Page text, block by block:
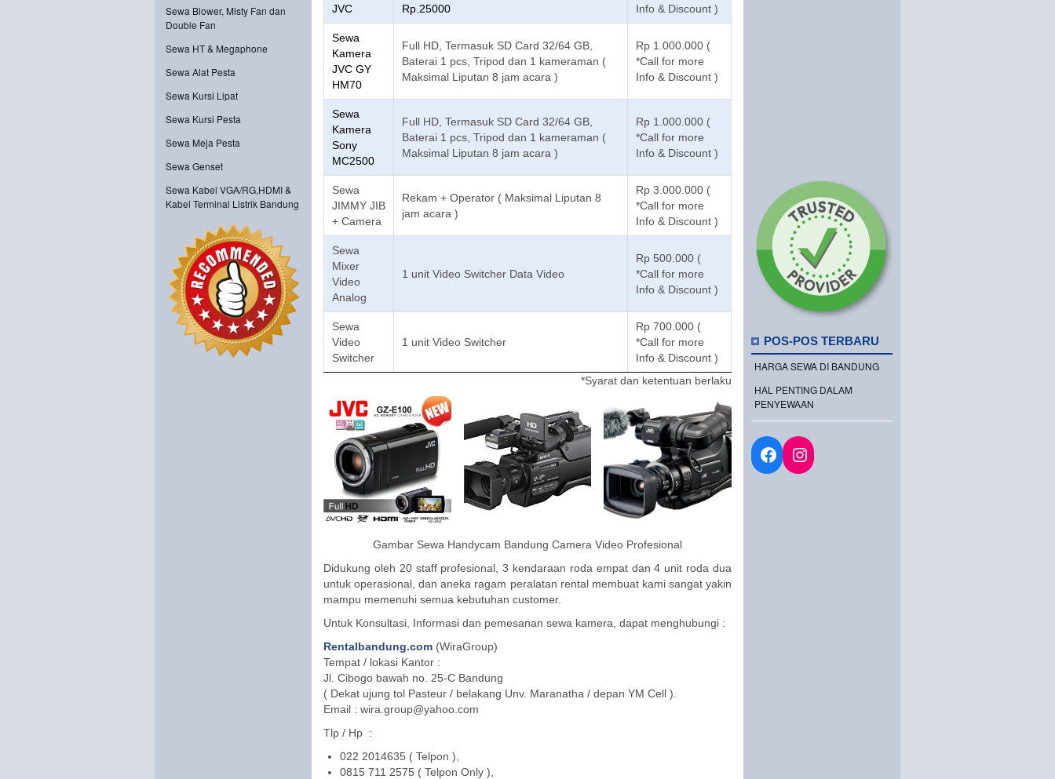
Sewa Blower, Misty Fan dan
Double Fan
Sewa HT & Megaphone
Sewa Alat Pesta
Sewa Kursi Lipat
Sewa Kursi Pesta
Sewa Meja Pesta
Sewa Genset
Sewa Kabel VGA/RG,HDMI &
Kabel Terminal Listrik Bandung
JVC
Rp.25000
Info & Discount )
Sewa
Kamera
JVC GY
HM70
Full HD, Termasuk SD Card 32/64 GB,
Baterai 1 pcs, Tripod dan 1 kameraman (
Maksimal Liputan 8 jam acara )
Rp 1.000.000 (
*Call for more
Info & Discount )
Sewa
Kamera
Sony
MC2500
Full HD, Termasuk SD Card 32/64 GB,
Baterai 1 pcs, Tripod dan 1 kameraman (
Maksimal Liputan 8 jam acara )
Rp 1.000.000 (
*Call for more
Info & Discount )
Sewa
JIMMY JIB
+ Camera
Rekam + Operator ( Maksimal Liputan 8
jam acara )
Rp 3.000.000 (
*Call for more
Info & Discount )
Sewa
Mixer
Video
Analog
1 unit Video Switcher Data Video
Rp 500.000 (
*Call for more
Info & Discount )
Sewa
Video
Switcher
1 unit Video Switcher
Rp 700.000 (
*Call for more
Info & Discount )
*Syarat dan ketentuan berlaku
Gambar Sewa Handycam Bandung Camera Video Profesional
Didukung oleh 20 staff profesional, 3 kendaraan roda empat dan 4 unit roda dua
untuk operasional, dan aneka ragam peralatan rental membuat kami sangat yakin
mampu memenuhi semua kebutuhan customer.
Untuk Konsultasi, Informasi dan pemesanan sewa kamera, dapat menghubungi :
Rentalbandung.com (WiraGroup)
Tempat / lokasi Kantor :
Jl. Cibogo bawah no. 25-C Bandung
( Dekat ujung tol Pasteur / belakang Unv. Maranatha / depan YM Cell ).
Email : wira.group@yahoo.com
Tlp / Hp :
022 2014635 ( Telpon ),
0815 711 2575 ( Telpon Only ),
POS-POS TERBARU
HARGA SEWA DI BANDUNG
HAL PENTING DALAM
PENYEWAAN